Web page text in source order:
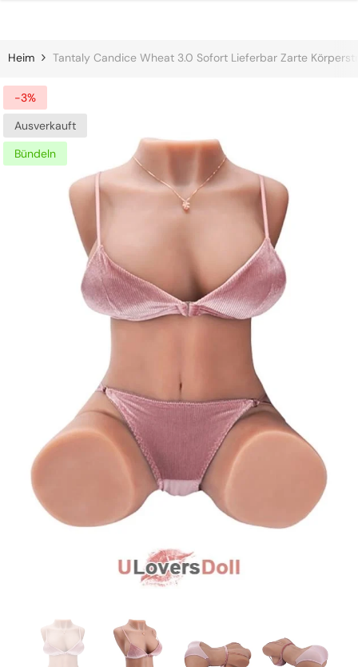
Heim Tantaly Candice Wheat 3.0 Sofort Lieferbar Zarte
-3%
Ausverkauft
Bündeln